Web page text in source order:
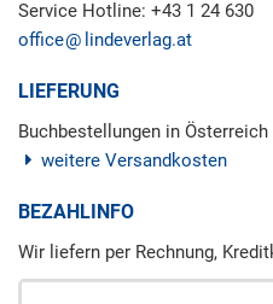
Service Hotline: +43 1 24 630
office
lindeverlag.at
LIEFERUNG
Buchbestellungen in Österreich
weitere Versandkosten
BEZAHLINFO
Wir liefern per Rechnung,